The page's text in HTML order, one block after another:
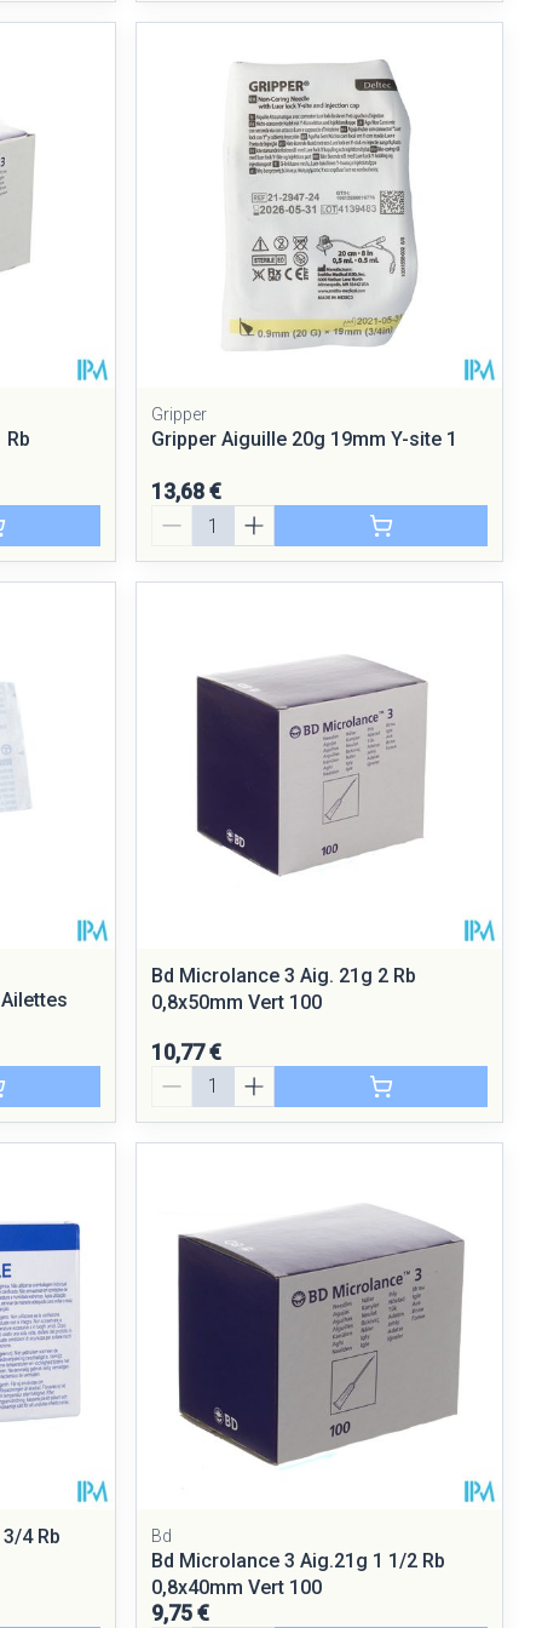
Rb
Gripper
Gripper Aiguille 20g 19mm Y-site 1
13,68 €
Quantité
Bd Microlance 3 Aig. 21g 2 Rb
0,8x50mm Vert 100
10,77 €
Quantité
4 Rb Bd
Bd Microlance 3 Aig.21g 1 1/2 Rb
0,8x40mm Vert 100
9,75 €